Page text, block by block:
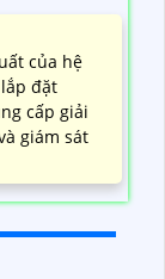
của hệ
đặt
cấp giải
giám sát